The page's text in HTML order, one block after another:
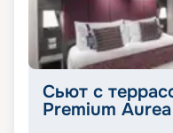
Сьют с
Premium